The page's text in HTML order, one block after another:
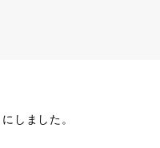
しました。